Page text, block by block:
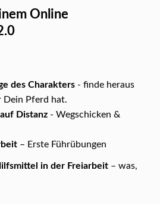
Online
des Charakters - finde heraus
Dein Pferd hat.
Distanz - Wegschicken &
– Erste Führübungen
in der Freiarbeit – was,